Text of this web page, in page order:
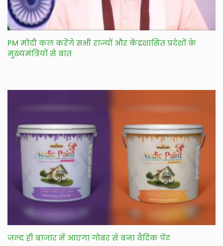
PM मोदी कल करेंगे सभी राज्यों और केंद्रशासित प्रदेशों के
मुख्यमंत्रियों से बात
जल्द ही बाजार में आएगा गोबर से बना वैदिक पेंट